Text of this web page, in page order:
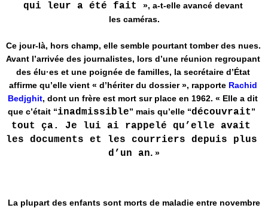
qui leur a été fait », a-t-elle avancé devant
les caméras.
Ce jour-là, hors champ, elle semble pourtant tomber des nues.
Avant l’arrivée des journalistes, lors d’une réunion regroupant
des élu·es et une poignée de familles, la secrétaire d’État
affirme qu’elle vient « d’hériter du dossier », rapporte Rachid
Bedjghit, dont un frère est mort sur place en 1962. « Elle a dit
que c’était “inadmissible” mais qu’elle “découvrait”
tout ça. Je lui ai rappelé qu’elle avait
les documents et les courriers depuis plus
d’un an. »
La plupart des enfants sont morts de maladie entre novembre